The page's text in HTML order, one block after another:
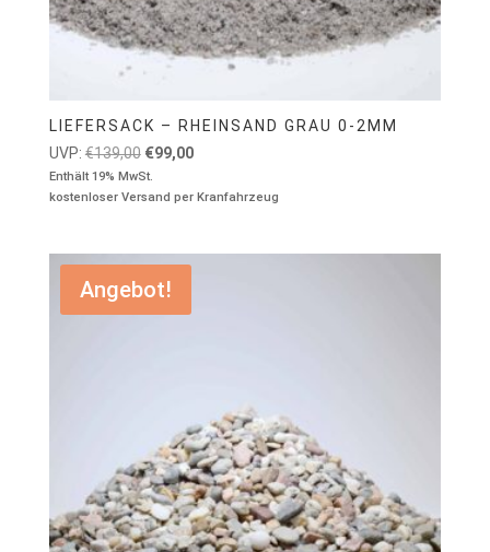
LIEFERSACK – RHEINSAND GRAU 0-2MM
UVP: €139,00 Ursprünglicher
Preis
war:
€99,00Aktueller
ist:
Enthält 19% MwSt.
kostenloser Versand per Kranfahrzeug
Angebot!